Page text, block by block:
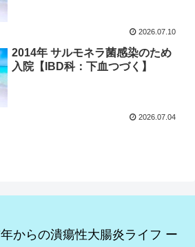
2026.07.10
2014年 サルモネラ菌感染のため
入院【IBD科：下血つづく】
2026.07.04
からの潰瘍性大腸炎ライフ ー